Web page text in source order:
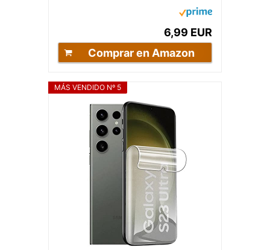
6,99 EUR
Comprar en Amazon
MÁS VENDIDO Nº 5